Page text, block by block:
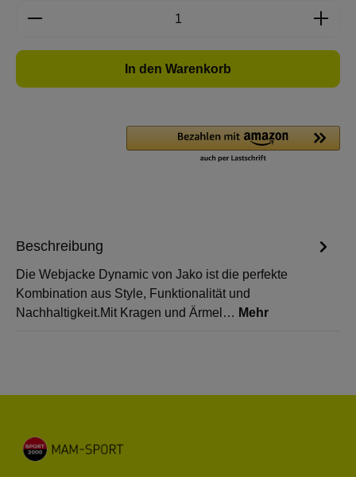
Produkt Anzahl: Gib den gewünschten
In den Warenkorb
Beschreibung
Die Webjacke Dynamic von Jako ist die perfekte
Kombination aus Style, Funktionalität und
Nachhaltigkeit.Mit Kragen und Ärmel… Mehr